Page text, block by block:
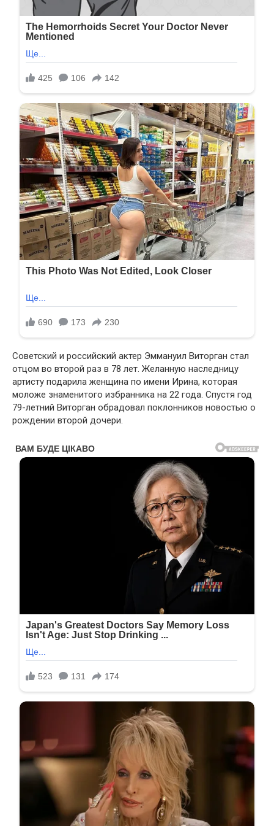
Советский и российский актер Эммануил Виторган стал
отцом во второй раз в 78 лет. Желанную наследницу
артисту подарила женщина по имени Ирина, которая
моложе знаменитого избранника на 22 года. Спустя год
79-летний Виторган обрадовал поклонников новостью о
рождении второй дочери.